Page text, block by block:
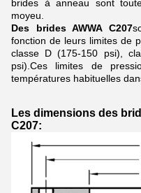
brides à anneau sont
moyeu.
Des brides AWWA C207
fonction de leurs limites de
classe D (175-150 psi),
psi).Ces limites de
températures habituelles
Les dimensions des
C207: